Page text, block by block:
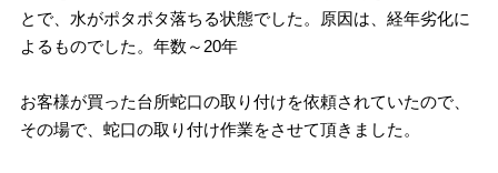
とで、水がポタポタ落ちる状態でした。原因は、経年劣化に
よるものでした。年数～20年
お客様が買った台所蛇口の取り付けを依頼されていたので、
その場で、蛇口の取り付け作業をさせて頂きました。